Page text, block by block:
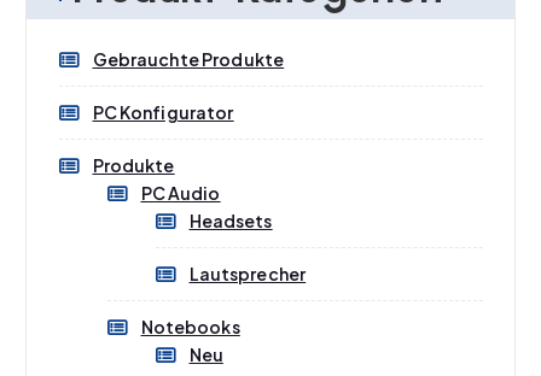
Gebrauchte Produkte
PC Konfigurator
Produkte
PC Audio
Headsets
Lautsprecher
Notebooks
Neu